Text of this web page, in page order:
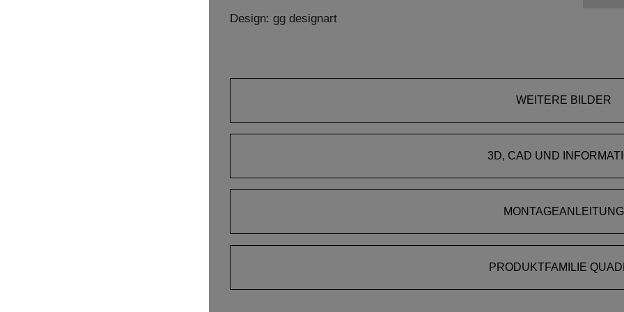
Design: gg designart
WEITERE BILDER
3D, CAD UND
MONTAGEANLEITUNG
PRODUKTFAMILIE